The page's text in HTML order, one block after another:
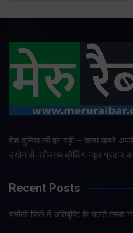
देश दुनिया की हर बड़ी – ताजा खबरे
उद्योग से नवीनतम ब्रेकिंग न्यूज प्रदान
Recent Posts
चमोली जिले में अतिवृष्टि के चलते तमक